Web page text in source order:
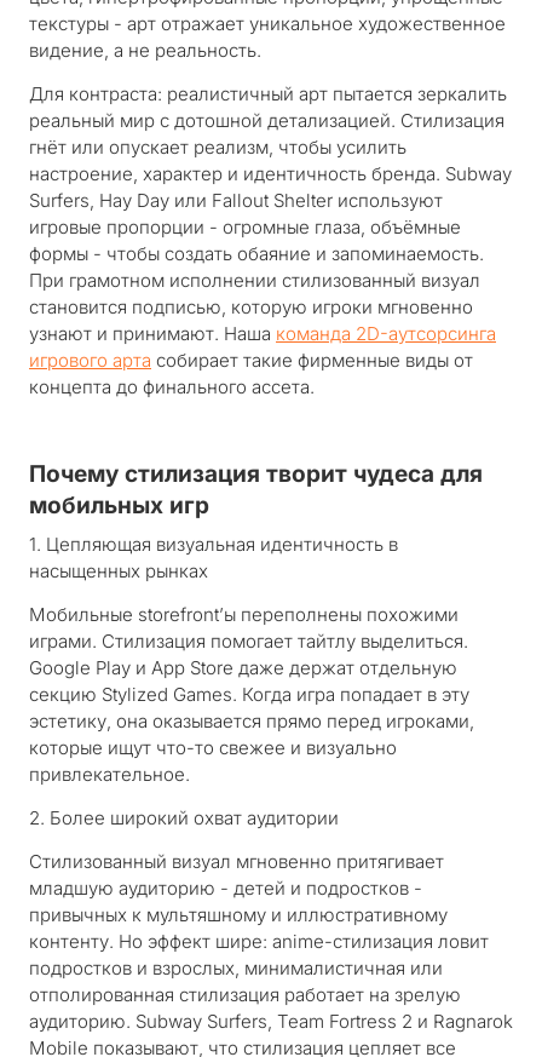
текстуры - арт отражает уникальное художественное
видение, а не реальность.
Для контраста: реалистичный арт пытается зеркалить
реальный мир с дотошной детализацией. Стилизация
гнёт или опускает реализм, чтобы усилить
настроение, характер и идентичность бренда. Subway
Surfers, Hay Day или Fallout Shelter используют
игровые пропорции - огромные глаза, объёмные
формы - чтобы создать обаяние и запоминаемость.
При грамотном исполнении стилизованный визуал
становится подписью, которую игроки мгновенно
узнают и принимают. Наша команда 2D-аутсорсинга
игрового арта собирает такие фирменные виды от
концепта до финального ассета.
Почему стилизация творит чудеса для
мобильных игр
1. Цепляющая визуальная идентичность в
насыщенных рынках
Мобильные storefront’ы переполнены похожими
играми. Стилизация помогает тайтлу выделиться.
Google Play и App Store даже держат отдельную
секцию Stylized Games. Когда игра попадает в эту
эстетику, она оказывается прямо перед игроками,
которые ищут что-то свежее и визуально
привлекательное.
2. Более широкий охват аудитории
Стилизованный визуал мгновенно притягивает
младшую аудиторию - детей и подростков -
привычных к мультяшному и иллюстративному
контенту. Но эффект шире: anime-стилизация ловит
подростков и взрослых, минималистичная или
отполированная стилизация работает на зрелую
аудиторию. Subway Surfers, Team Fortress 2 и Ragnarok
Mobile показывают, что стилизация цепляет все